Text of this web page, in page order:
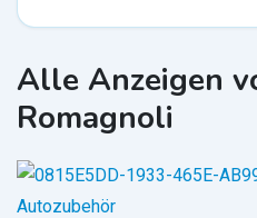
Alle Anzeigen
Romagnoli
Autozubehör